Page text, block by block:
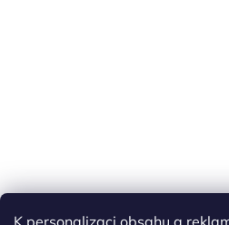
K personalizaci obsahu a